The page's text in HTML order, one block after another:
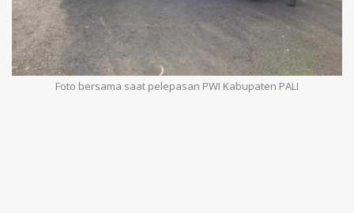
Foto bersama saat pelepasan PWI Kabupaten PALI